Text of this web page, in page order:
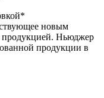
новым
продукцией. Ньюджер
продукции в